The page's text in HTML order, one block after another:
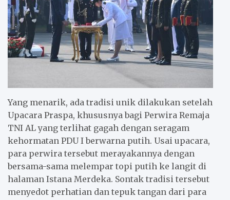
Yang menarik, ada tradisi unik dilakukan setelah
Upacara Praspa, khususnya bagi Perwira Remaja
TNI AL yang terlihat gagah dengan seragam
kehormatan PDU I berwarna putih. Usai upacara,
para perwira tersebut merayakannya dengan
bersama-sama melempar topi putih ke langit di
halaman Istana Merdeka. Sontak tradisi tersebut
menyedot perhatian dan tepuk tangan dari para